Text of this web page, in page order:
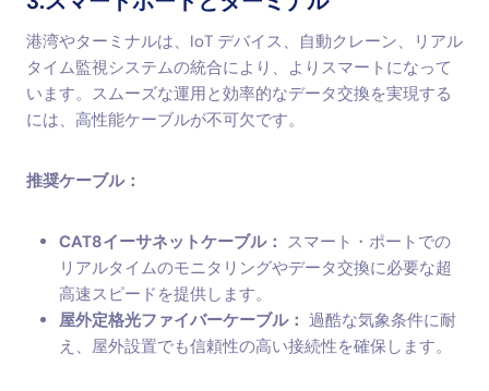
港湾やターミナルは、IoT デバイス、自動クレーン、リアル
タイム監視システムの統合により、よりスマートになって
います。スムーズな運用と効率的なデータ交換を実現する
には、高性能ケーブルが不可欠です。
推奨ケーブル：
CAT8イーサネットケーブル： スマート・ポートでの
リアルタイムのモニタリングやデータ交換に必要な超
高速スピードを提供します。
屋外定格光ファイバーケーブル： 過酷な気象条件に耐
え、屋外設置でも信頼性の高い接続性を確保します。